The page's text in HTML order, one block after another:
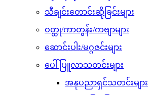
သီချင်းတောင်းဆိုခြင်းများ
ဝတ္ထု/ကာတွန်း/ကဗျာများ
ဆောင်းပါး/မဂ္ဂဇင်းများ
ပေါ်ပြူလာသတင်းများ
အနုပညာရှင်သတင်းများ